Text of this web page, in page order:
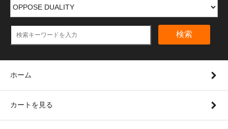
検索
ホーム
カートを見る